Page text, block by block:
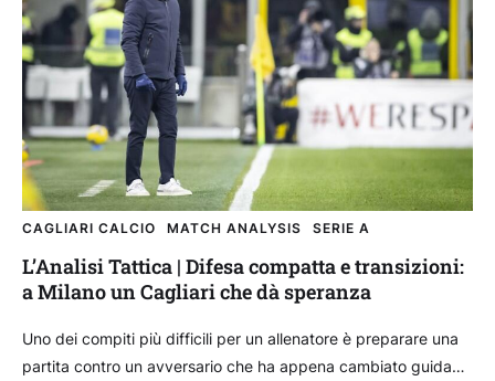
CAGLIARI CALCIO MATCH ANALYSIS SERIE A
L’Analisi Tattica | Difesa compatta e transizioni:
a Milano un Cagliari che dà speranza
Uno dei compiti più difficili per un allenatore è preparare una
partita contro un avversario che ha appena cambiato guida